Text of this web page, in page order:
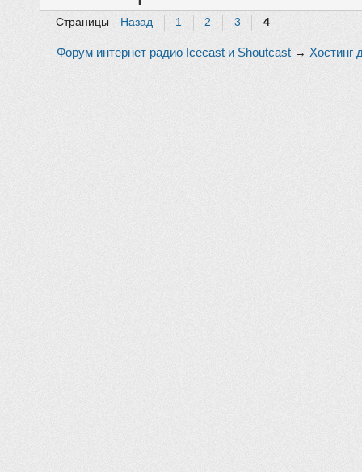
Страницы Назад 1 2 3 4
Форум интернет радио Icecast и Shoutcast → Хостинг